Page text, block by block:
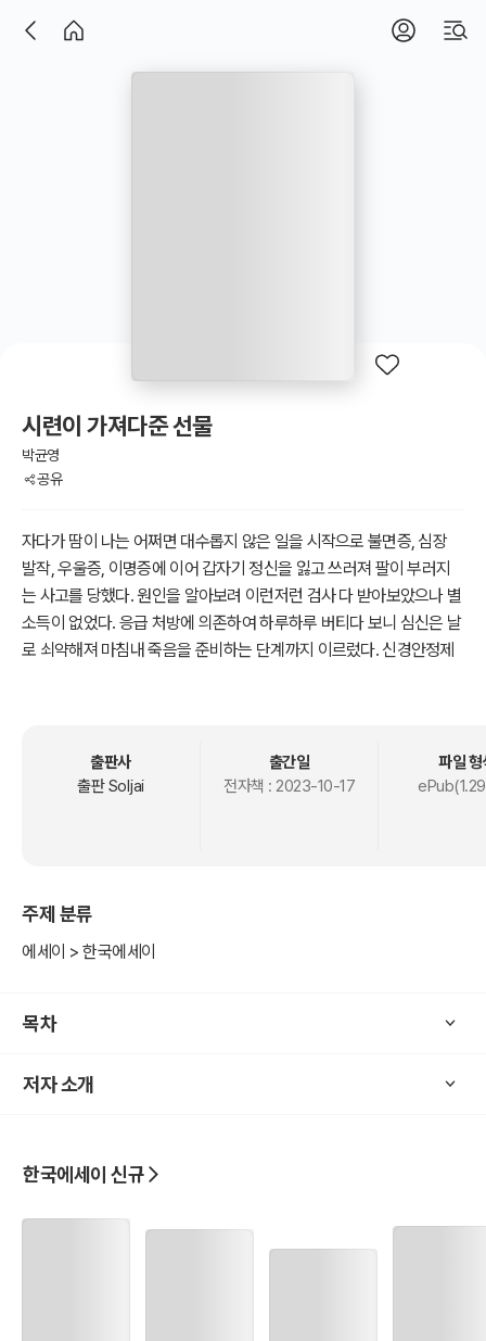
시련이 가져다준 선물
박균영
공유
자다가 땀이 나는 어쩌면 대수롭지 않은 일을 시작으로 불면증, 심장
발작, 우울증, 이명증에 이어 갑자기 정신을 잃고 쓰러져 팔이 부러지
는 사고를 당했다. 원인을 알아보려 이런저런 검사 다 받아보았으나 별
소득이 없었다. 응급 처방에 의존하여 하루하루 버티다 보니 심신은 날
로 쇠약해져 마침내 죽음을 준비하는 단계까지 이르렀다. 신경안정제
생명 줄이고, 기적이었다. 이후 몸과 마음에 새 살이 돋아나는 징후들
이 여기저기 꽃봉오리처럼 맺혔다. 특이하게도 마음에 돋아나는 새 살
아니라 모르는 사람들과도 나누고 싶었다, 출판사에 원고를 써서 보내
볼까 했으나 거절이 두려워 망설이고 있던 차, 누구나 다른 사람의 검
간에 이르는 지난한 과정을 거쳐 마침내 세상의 빛을 보게 되었다. 아
나가는 데 조금이나마 도움이 되길 바란다.
출판사
출판 Soljai
출간일
전자책 : 2023-10-17
파일 형
주제 분류
에세이 > 한국에세이
목차
저자 소개
한국에세이 신규